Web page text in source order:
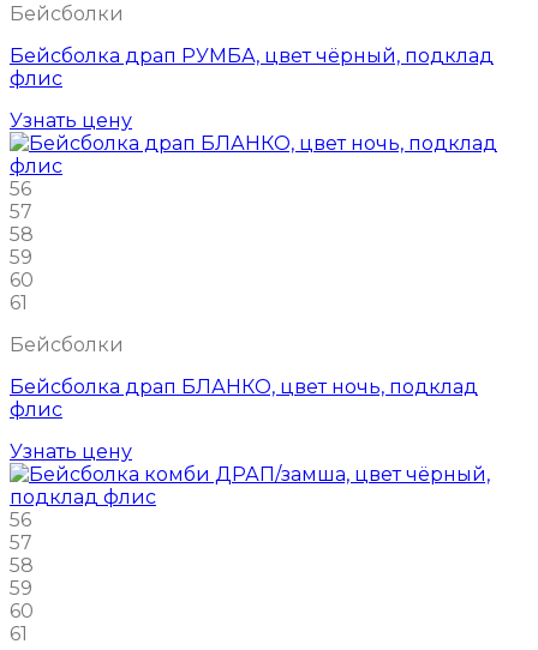
Бейсболки
Бейсболка драп РУМБА, цвет чёрный, подклад
флис
Узнать цену
56
57
58
59
60
61
Бейсболки
Бейсболка драп БЛАНКО, цвет ночь, подклад
флис
Узнать цену
56
57
58
59
60
61